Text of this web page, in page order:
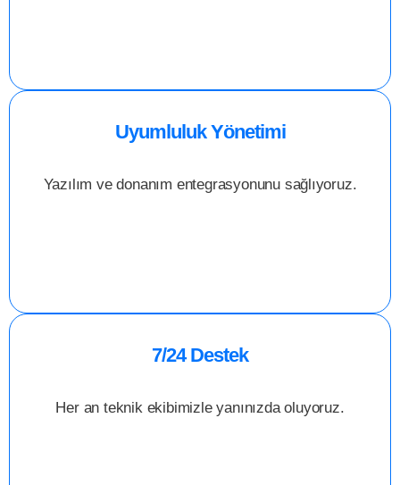
Uyumluluk Yönetimi
Yazılım ve donanım entegrasyonunu sağlıyoruz.
7/24 Destek
Her an teknik ekibimizle yanınızda oluyoruz.